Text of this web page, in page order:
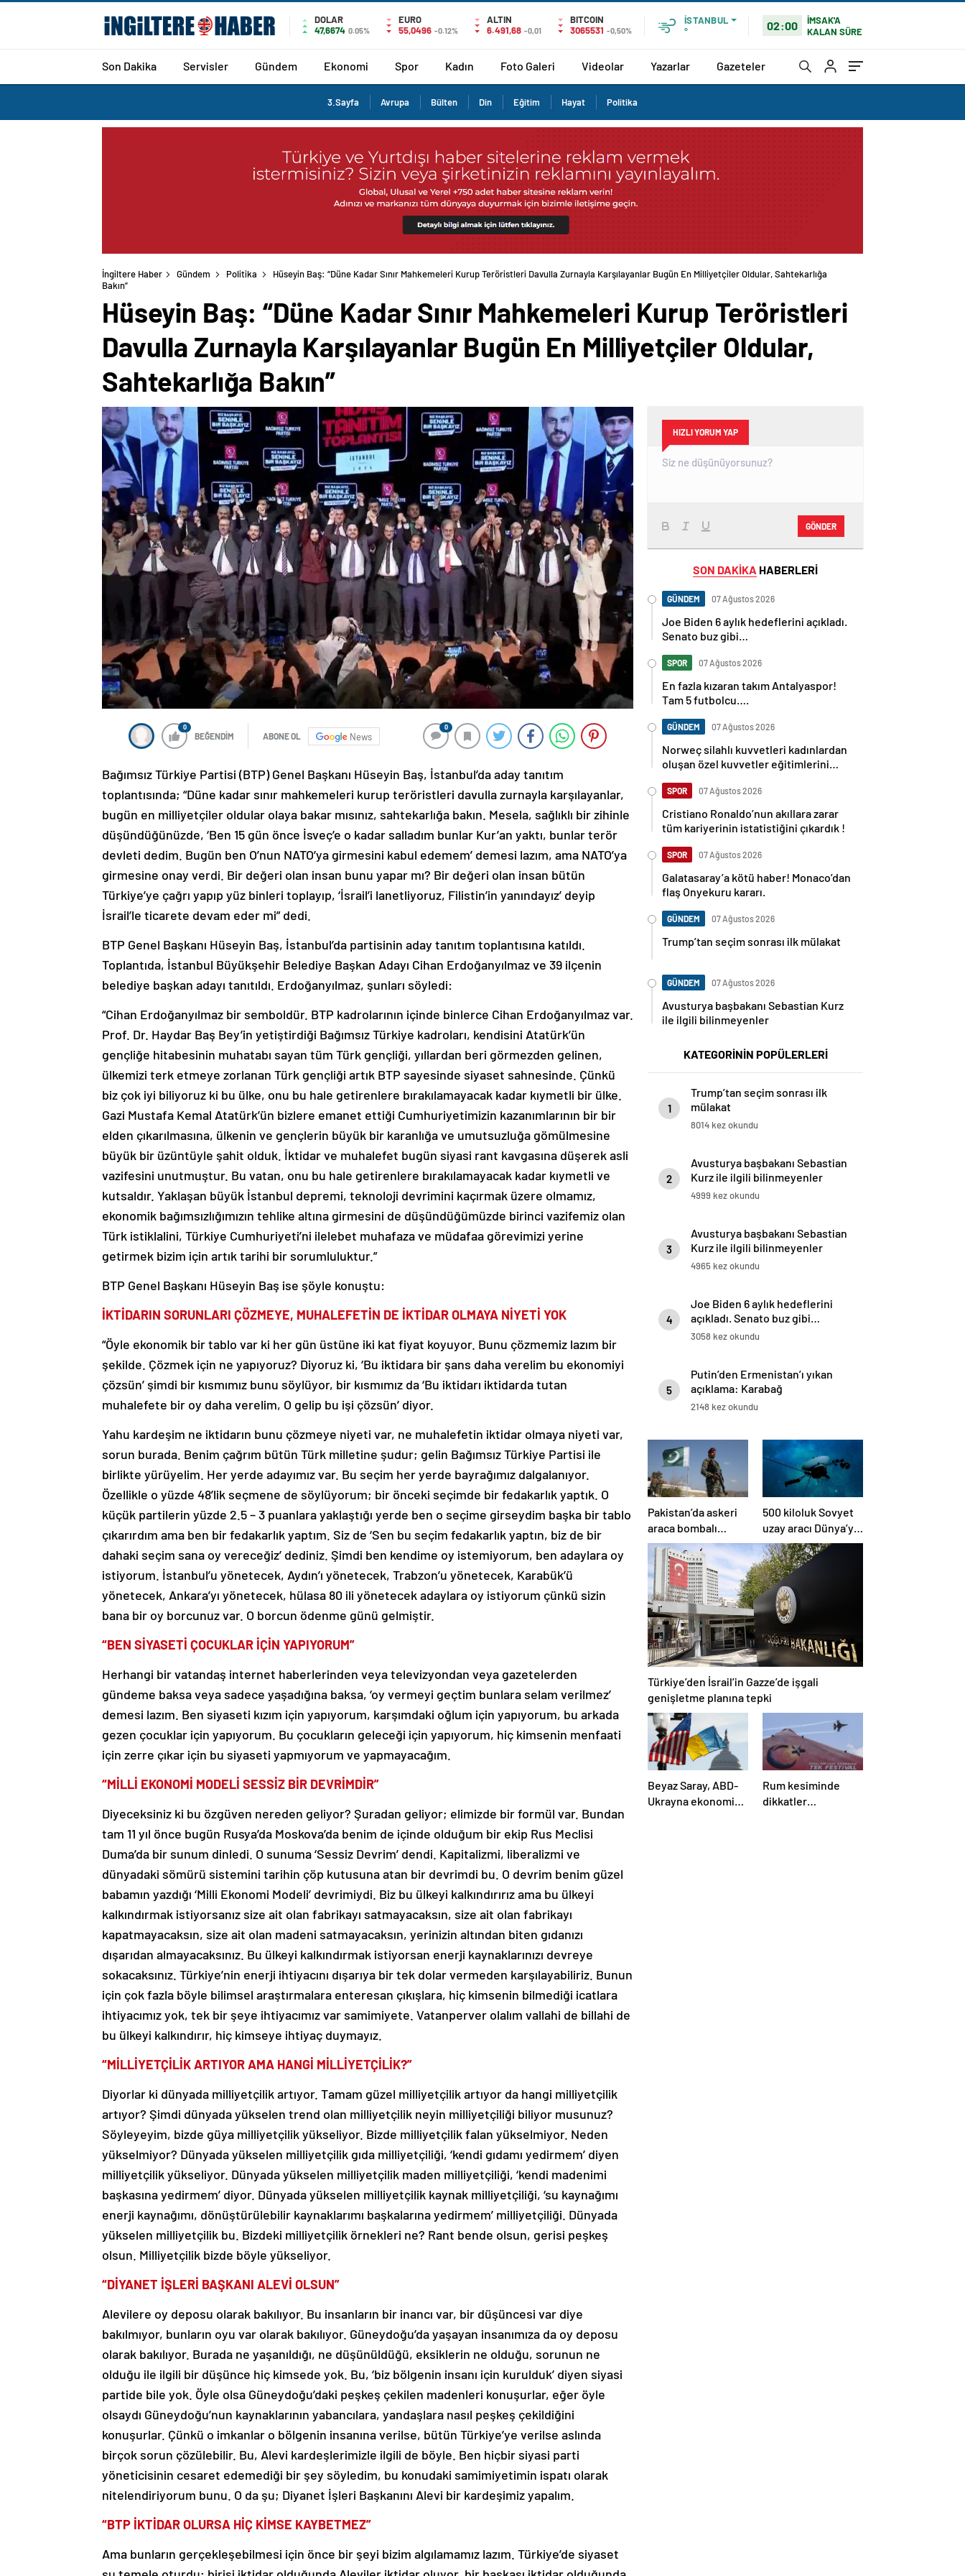
DOLAR
47,6674 0.05%
EURO
55,0496 -0.12%
ALTIN
6.491,68 -0,01
BITCOIN
3065531 -0,50%
İSTANBUL
°
02:00
İMSAK'A
KALAN SÜRE
Son Dakika Servisler Gündem Ekonomi Spor Kadın Foto Galeri Videolar Yazarlar Gazeteler
3.Sayfa Avrupa Bülten Din Eğitim Hayat Politika
İngiltere Haber Gündem Politika
Hüseyin Baş: “Düne Kadar Sınır Mahkemeleri Kurup Teröristleri Davulla Zurnayla Karşılayanlar Bugün En Milliyetçiler Oldular, Sahtekarlığa
Bakın”
Hüseyin Baş: “Düne Kadar Sınır Mahkemeleri Kurup Teröristleri
Davulla Zurnayla Karşılayanlar Bugün En Milliyetçiler Oldular,
Sahtekarlığa Bakın”
0
BEĞENDİM ABONE OL News
0
Bağımsız Türkiye Partisi (BTP) Genel Başkanı Hüseyin Baş, İstanbul’da aday tanıtım
toplantısında; “Düne kadar sınır mahkemeleri kurup teröristleri davulla zurnayla karşılayanlar,
bugün en milliyetçiler oldular olaya bakar mısınız, sahtekarlığa bakın. Mesela, sağlıklı bir zihinle
düşündüğünüzde, ‘Ben 15 gün önce İsveç’e o kadar salladım bunlar Kur’an yaktı, bunlar terör
devleti dedim. Bugün ben O’nun NATO’ya girmesini kabul edemem’ demesi lazım, ama NATO’ya
girmesine onay verdi. Bir değeri olan insan bunu yapar mı? Bir değeri olan insan bütün
Türkiye’ye çağrı yapıp yüz binleri toplayıp, ‘İsrail’i lanetliyoruz, Filistin’in yanındayız’ deyip
İsrail’le ticarete devam eder mi” dedi.
BTP Genel Başkanı Hüseyin Baş, İstanbul’da partisinin aday tanıtım toplantısına katıldı.
Toplantıda, İstanbul Büyükşehir Belediye Başkan Adayı Cihan Erdoğanyılmaz ve 39 ilçenin
belediye başkan adayı tanıtıldı. Erdoğanyılmaz, şunları söyledi:
“Cihan Erdoğanyılmaz bir semboldür. BTP kadrolarının içinde binlerce Cihan Erdoğanyılmaz var.
Prof. Dr. Haydar Baş Bey’in yetiştirdiği Bağımsız Türkiye kadroları, kendisini Atatürk’ün
gençliğe hitabesinin muhatabı sayan tüm Türk gençliği, yıllardan beri görmezden gelinen,
ülkemizi terk etmeye zorlanan Türk gençliği artık BTP sayesinde siyaset sahnesinde. Çünkü
biz çok iyi biliyoruz ki bu ülke, onu bu hale getirenlere bırakılamayacak kadar kıymetli bir ülke.
Gazi Mustafa Kemal Atatürk’ün bizlere emanet ettiği Cumhuriyetimizin kazanımlarının bir bir
elden çıkarılmasına, ülkenin ve gençlerin büyük bir karanlığa ve umutsuzluğa gömülmesine
büyük bir üzüntüyle şahit olduk. İktidar ve muhalefet bugün siyasi rant kavgasına düşerek asli
vazifesini unutmuştur. Bu vatan, onu bu hale getirenlere bırakılamayacak kadar kıymetli ve
kutsaldır. Yaklaşan büyük İstanbul depremi, teknoloji devrimini kaçırmak üzere olmamız,
ekonomik bağımsızlığımızın tehlike altına girmesini de düşündüğümüzde birinci vazifemiz olan
Türk istiklalini, Türkiye Cumhuriyeti’ni ilelebet muhafaza ve müdafaa görevimizi yerine
getirmek bizim için artık tarihi bir sorumluluktur.”
BTP Genel Başkanı Hüseyin Baş ise şöyle konuştu:
İKTİDARIN SORUNLARI ÇÖZMEYE, MUHALEFETİN DE İKTİDAR OLMAYA NİYETİ YOK
“Öyle ekonomik bir tablo var ki her gün üstüne iki kat fiyat koyuyor. Bunu çözmemiz lazım bir
şekilde. Çözmek için ne yapıyoruz? Diyoruz ki, ‘Bu iktidara bir şans daha verelim bu ekonomiyi
çözsün’ şimdi bir kısmımız bunu söylüyor, bir kısmımız da ‘Bu iktidarı iktidarda tutan
muhalefete bir oy daha verelim, O gelip bu işi çözsün’ diyor.
Yahu kardeşim ne iktidarın bunu çözmeye niyeti var, ne muhalefetin iktidar olmaya niyeti var,
sorun burada. Benim çağrım bütün Türk milletine şudur; gelin Bağımsız Türkiye Partisi ile
birlikte yürüyelim. Her yerde adayımız var. Bu seçim her yerde bayrağımız dalgalanıyor.
Özellikle o yüzde 48’lik seçmene de söylüyorum; bir önceki seçimde bir fedakarlık yaptık. O
küçük partilerin yüzde 2.5 – 3 puanlara yaklaştığı yerde ben o seçime girseydim başka bir tablo
çıkarırdım ama ben bir fedakarlık yaptım. Siz de ‘Sen bu seçim fedakarlık yaptın, biz de bir
dahaki seçim sana oy vereceğiz’ dediniz. Şimdi ben kendime oy istemiyorum, ben adaylara oy
istiyorum. İstanbul’u yönetecek, Aydın’ı yönetecek, Trabzon’u yönetecek, Karabük’ü
yönetecek, Ankara’yı yönetecek, hülasa 80 ili yönetecek adaylara oy istiyorum çünkü sizin
bana bir oy borcunuz var. O borcun ödenme günü gelmiştir.
“BEN SİYASETİ ÇOCUKLAR İÇİN YAPIYORUM”
Herhangi bir vatandaş internet haberlerinden veya televizyondan veya gazetelerden
gündeme baksa veya sadece yaşadığına baksa, ‘oy vermeyi geçtim bunlara selam verilmez’
demesi lazım. Ben siyaseti kızım için yapıyorum, karşımdaki oğlum için yapıyorum, bu arkada
gezen çocuklar için yapıyorum. Bu çocukların geleceği için yapıyorum, hiç kimsenin menfaati
için zerre çıkar için bu siyaseti yapmıyorum ve yapmayacağım.
“MİLLİ EKONOMİ MODELİ SESSİZ BİR DEVRİMDİR”
Diyeceksiniz ki bu özgüven nereden geliyor? Şuradan geliyor; elimizde bir formül var. Bundan
tam 11 yıl önce bugün Rusya’da Moskova’da benim de içinde olduğum bir ekip Rus Meclisi
Duma’da bir sunum dinledi. O sunuma ‘Sessiz Devrim’ dendi. Kapitalizmi, liberalizmi ve
dünyadaki sömürü sistemini tarihin çöp kutusuna atan bir devrimdi bu. O devrim benim güzel
babamın yazdığı ‘Milli Ekonomi Modeli’ devrimiydi. Biz bu ülkeyi kalkındırırız ama bu ülkeyi
kalkındırmak istiyorsanız size ait olan fabrikayı satmayacaksın, size ait olan fabrikayı
kapatmayacaksın, size ait olan madeni satmayacaksın, yerinizin altından biten gıdanızı
dışarıdan almayacaksınız. Bu ülkeyi kalkındırmak istiyorsan enerji kaynaklarınızı devreye
sokacaksınız. Türkiye’nin enerji ihtiyacını dışarıya bir tek dolar vermeden karşılayabiliriz. Bunun
için çok fazla böyle bilimsel araştırmalara enteresan çıkışlara, hiç kimsenin bilmediği icatlara
ihtiyacımız yok, tek bir şeye ihtiyacımız var samimiyete. Vatanperver olalım vallahi de billahi de
bu ülkeyi kalkındırır, hiç kimseye ihtiyaç duymayız.
“MİLLİYETÇİLİK ARTIYOR AMA HANGİ MİLLİYETÇİLİK?”
Diyorlar ki dünyada milliyetçilik artıyor. Tamam güzel milliyetçilik artıyor da hangi milliyetçilik
artıyor? Şimdi dünyada yükselen trend olan milliyetçilik neyin milliyetçiliği biliyor musunuz?
Söyleyeyim, bizde güya milliyetçilik yükseliyor. Bizde milliyetçilik falan yükselmiyor. Neden
yükselmiyor? Dünyada yükselen milliyetçilik gıda milliyetçiliği, ‘kendi gıdamı yedirmem’ diyen
milliyetçilik yükseliyor. Dünyada yükselen milliyetçilik maden milliyetçiliği, ‘kendi madenimi
başkasına yedirmem’ diyor. Dünyada yükselen milliyetçilik kaynak milliyetçiliği, ‘su kaynağımı
enerji kaynağımı, dönüştürülebilir kaynaklarımı başkalarına yedirmem’ milliyetçiliği. Dünyada
yükselen milliyetçilik bu. Bizdeki milliyetçilik örnekleri ne? Rant bende olsun, gerisi peşkeş
olsun. Milliyetçilik bizde böyle yükseliyor.
“DİYANET İŞLERİ BAŞKANI ALEVİ OLSUN”
Alevilere oy deposu olarak bakılıyor. Bu insanların bir inancı var, bir düşüncesi var diye
bakılmıyor, bunların oyu var olarak bakılıyor. Güneydoğu’da yaşayan insanımıza da oy deposu
olarak bakılıyor. Burada ne yaşanıldığı, ne düşünüldüğü, eksiklerin ne olduğu, sorunun ne
olduğu ile ilgili bir düşünce hiç kimsede yok. Bu, ‘biz bölgenin insanı için kurulduk’ diyen siyasi
partide bile yok. Öyle olsa Güneydoğu’daki peşkeş çekilen madenleri konuşurlar, eğer öyle
olsaydı Güneydoğu’nun kaynaklarının yabancılara, yandaşlara nasıl peşkeş çekildiğini
konuşurlar. Çünkü o imkanlar o bölgenin insanına verilse, bütün Türkiye’ye verilse aslında
birçok sorun çözülebilir. Bu, Alevi kardeşlerimizle ilgili de böyle. Ben hiçbir siyasi parti
yöneticisinin cesaret edemediği bir şey söyledim, bu konudaki samimiyetimin ispatı olarak
nitelendiriyorum bunu. O da şu; Diyanet İşleri Başkanını Alevi bir kardeşimiz yapalım.
“BTP İKTİDAR OLURSA HİÇ KİMSE KAYBETMEZ”
Ama bunların gerçekleşebilmesi için önce bir şeyi bizim algılamamız lazım. Türkiye’de siyaset
HIZLI YORUM YAP
GÖNDER
SON DAKİKA HABERLERİ
GÜNDEM 07 Ağustos 2026
Joe Biden 6 aylık hedeflerini açıkladı.
Senato buz gibi…
SPOR 07 Ağustos 2026
En fazla kızaran takım Antalyaspor!
Tam 5 futbolcu….
GÜNDEM 07 Ağustos 2026
Norweç silahlı kuvvetleri kadınlardan
oluşan özel kuvvetler eğitimlerini
SPOR 07 Ağustos 2026
Cristiano Ronaldo’nun akıllara zarar
tüm kariyerinin istatistiğini çıkardık !
SPOR 07 Ağustos 2026
Galatasaray’a kötü haber! Monaco’dan
flaş Onyekuru kararı.
GÜNDEM 07 Ağustos 2026
Trump’tan seçim sonrası ilk mülakat
GÜNDEM 07 Ağustos 2026
Avusturya başbakanı Sebastian Kurz
ile ilgili bilinmeyenler
KATEGORİNİN POPÜLERLERİ
1
Trump’tan seçim sonrası ilk
mülakat
8014 kez okundu
2
Avusturya başbakanı Sebastian
Kurz ile ilgili bilinmeyenler
4999 kez okundu
3
Avusturya başbakanı Sebastian
Kurz ile ilgili bilinmeyenler
4965 kez okundu
4
Joe Biden 6 aylık hedeflerini
açıkladı. Senato buz gibi…
3058 kez okundu
5
Putin’den Ermenistan’ı yıkan
açıklama: Karabağ
Azerbaycan’ın ayrılmaz bir
2148 kez okundu
Pakistan’da askeri
araca bombalı
saldırı düzenlendi
500 kiloluk Sovyet
uzay aracı Dünya’ya
düşüyor: Türkiye de
risk altında
Türkiye’den İsrail’in Gazze’de işgali
genişletme planına tepki
Beyaz Saray, ABD-
Ukrayna ekonomik
Rum kesiminde
dikkatler